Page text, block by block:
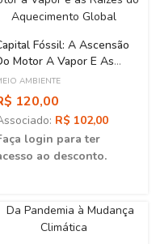
Fóssil: A Ascensão
Motor A Vapor E As
Do Aquecimento
AMBIENTE
120,00
R$ 102,00
login para ter
ao desconto.